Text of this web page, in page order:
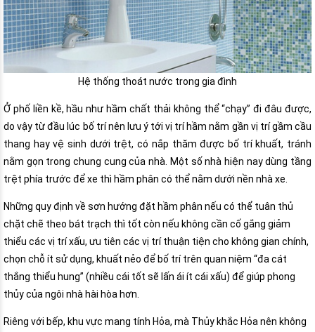
Hệ thống thoát nước trong gia đình
Ở phố liền kề, hầu như hầm chất thải không thể “chạy” đi đâu được,
do vậy từ đầu lúc bố trí nên lưu ý tới vị trí hầm nằm gần vị trí gầm cầu
thang hay vệ sinh dưới trệt, có nắp thăm được bố trí khuất, tránh
nằm gọn trong chung cung của nhà. Một số nhà hiện nay dùng tầng
trệt phía trước để xe thì hầm phân có thể nằm dưới nền nhà xe.
Những quy định về sơn hướng đặt hầm phân nếu có thể tuân thủ
chặt chẽ theo bát trạch thì tốt còn nếu không cần cố gắng giảm
thiểu các vị trí xấu, ưu tiên các vị trí thuận tiện cho không gian chính,
chọn chỗ ít sử dụng, khuất nẻo để bố trí trên quan niệm “đa cát
thắng thiểu hung” (nhiều cái tốt sẽ lấn ái ít cái xấu) để giúp phong
thủy của ngôi nhà hài hòa hơn.
Riêng với bếp, khu vực mang tính Hỏa, mà Thủy khắc Hỏa nên không